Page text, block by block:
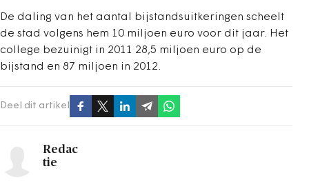
De daling van het aantal bijstandsuitkeringen scheelt
de stad volgens hem 10 miljoen euro voor dit jaar. Het
college bezuinigt in 2011 28,5 miljoen euro op de
bijstand en 87 miljoen in 2012.
Deel dit artikel
Redac
tie